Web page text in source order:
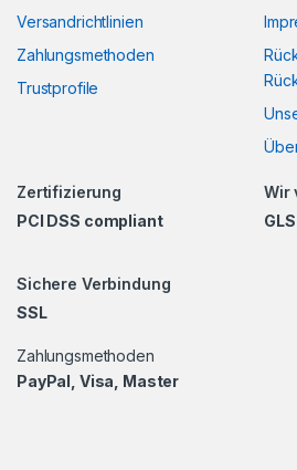
Versandrichtlinien
Zahlungsmethoden
Trustprofile
Zertifizierung
PCI DSS compliant
Wir
GLS
Sichere Verbindung
SSL
Zahlungsmethoden
PayPal, Visa, Master